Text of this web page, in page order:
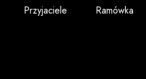
Przyjaciele Ramówka